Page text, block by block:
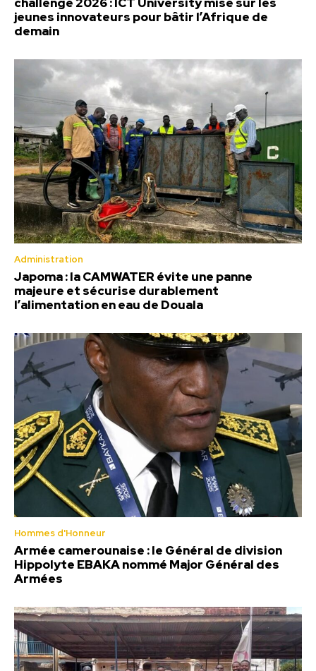
jeunes innovateurs pour bâtir l’Afrique de
demain
Administration
Japoma : la CAMWATER évite une panne
majeure et sécurise durablement
l’alimentation en eau de Douala
Hommes d'Honneur
Armée camerounaise : le Général de division
Hippolyte EBAKA nommé Major Général des
Armées